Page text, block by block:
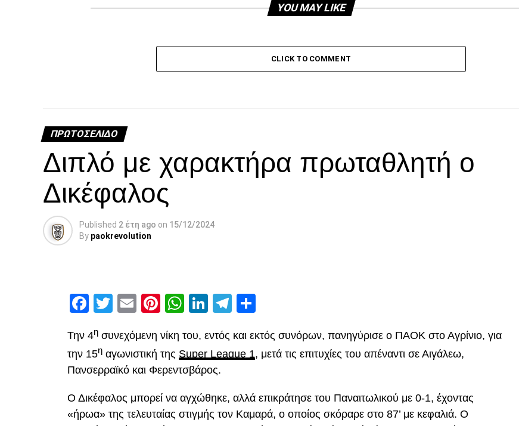
YOU MAY LIKE
CLICK TO COMMENT
ΠΡΩΤΟΣΈΛΙΔΟ
Διπλό με χαρακτήρα πρωταθλητή ο
Δικέφαλος
Published 2 έτη ago on 15/12/2024
By paokrevolution
Facebook
Twitter
EmailPinterest
WhatsApp
LinkedIn
Telegram
Την 4η συνεχόμενη νίκη του, εντός και εκτός συνόρων, πανηγύρισε ο ΠΑΟΚ στο Αγρίνιο, για
την 15η αγωνιστική της Super League 1, μετά τις επιτυχίες του απέναντι σε Αιγάλεω,
Πανσερραϊκό και Φερεντσβάρος.
Ο Δικέφαλος μπορεί να αγχώθηκε, αλλά επικράτησε του Παναιτωλικού με 0-1, έχοντας
«ήρωα» της τελευταίας στιγμής τον Καμαρά, ο οποίος σκόραρε στο 87’ με κεφαλιά. Ο